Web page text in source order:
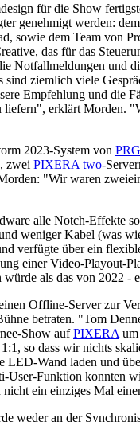
für die Show
genehmigt werden:
sowie dem Team von
das für das
Notfallmeldungen und
ziemlich viele
Empfehlung und die
erklärt Morden.
2023-System von PRG
zwei PIXERA two-
"Wir waren
alle Notch-Effekte
weniger Kabel (was
verfügte über ein
einer Video-Playout-
als das von 2022 -
Offline-Server zur
betraten. "Tom
Show aufPIXERA
so dass wir nichts
LED-Wand laden und
User-Funktion konnten
ein einziges Mal
weder an der